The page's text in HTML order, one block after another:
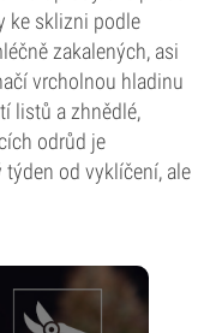
ke sklizni podle
zakalených, asi
vrcholnou hladinu
listů a zhnědlé,
odrůd je
od vyklíčení, ale